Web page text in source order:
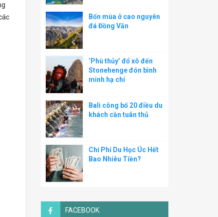
Bốn mùa ở cao nguyên
đá Đồng Văn
‘Phù thủy’ đổ xô đến
Stonehenge đón bình
minh hạ chí
Bali công bố 20 điều du
khách cần tuân thủ
Chi Phí Du Học Úc Hết
Bao Nhiêu Tiền?
FACEBOOK